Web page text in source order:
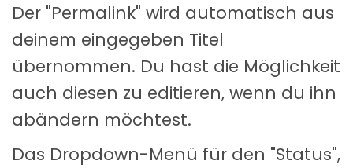
Der "Permalink" wird automatisch aus
deinem eingegeben Titel
übernommen. Du hast die Möglichkeit
auch diesen zu editieren, wenn du ihn
abändern möchtest.
Das Dropdown-Menü für den "Status",